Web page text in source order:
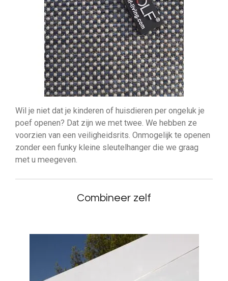
Wil je niet dat je kinderen of huisdieren per ongeluk je
poef openen? Dat zijn we met twee. We hebben ze
voorzien van een veiligheidsrits. Onmogelijk te openen
zonder een funky kleine sleutelhanger die we graag
met u meegeven.
Combineer zelf